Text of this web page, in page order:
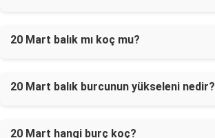
20 Mart balık mı koç mu?
20 Mart balık burcunun yükseleni nedir?
20 Mart hangi burç koç?